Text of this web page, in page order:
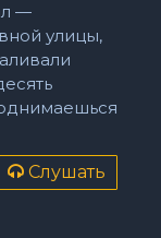
—
улицы,
Слушать